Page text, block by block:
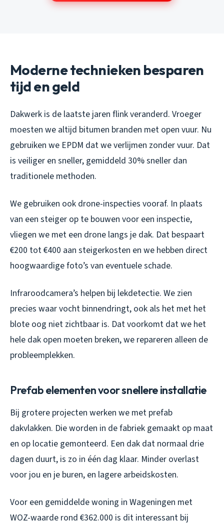
Moderne technieken besparen
tijd en geld
Dakwerk is de laatste jaren flink veranderd. Vroeger
moesten we altijd bitumen branden met open vuur. Nu
gebruiken we EPDM dat we verlijmen zonder vuur. Dat
is veiliger en sneller, gemiddeld 30% sneller dan
traditionele methoden.
We gebruiken ook drone-inspecties vooraf. In plaats
van een steiger op te bouwen voor een inspectie,
vliegen we met een drone langs je dak. Dat bespaart
€200 tot €400 aan steigerkosten en we hebben direct
hoogwaardige foto’s van eventuele schade.
Infraroodcamera’s helpen bij lekdetectie. We zien
precies waar vocht binnendringt, ook als het met het
blote oog niet zichtbaar is. Dat voorkomt dat we het
hele dak open moeten breken, we repareren alleen de
probleemplekken.
Prefab elementen voor snellere installatie
Bij grotere projecten werken we met prefab
dakvlakken. Die worden in de fabriek gemaakt op maat
en op locatie gemonteerd. Een dak dat normaal drie
dagen duurt, is zo in één dag klaar. Minder overlast
voor jou en je buren, en lagere arbeidskosten.
Voor een gemiddelde woning in Wageningen met
WOZ-waarde rond €362.000 is dit interessant bij